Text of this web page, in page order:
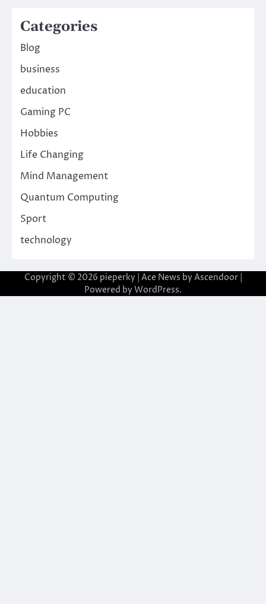
Categories
Blog
business
education
Gaming PC
Hobbies
Life Changing
Mind Management
Quantum Computing
Sport
technology
Copyright © 2026 pieperky | Ace News by Ascendoor|
Powered by WordPress.